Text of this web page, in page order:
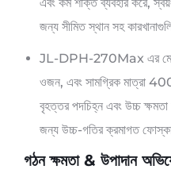
এবং কম শক্তি ব্যবহার করে,
জন্য সীমিত স্থান সহ
JL-DPH-270Max এর
ওজন, এবং সামগ্রিক মাত্রা
বৃহত্তর পদচিহ্ন এবং উচ্চ ক্ষমতা
জন্য উচ্চ-গতির ক্রমাগত ফোস্কা
গঠন ক্ষমতা & উপাদান